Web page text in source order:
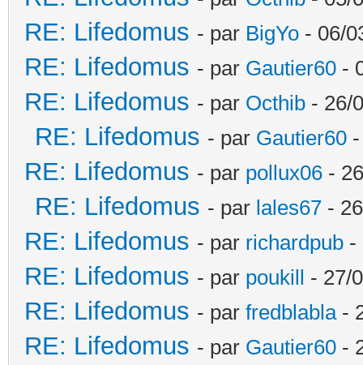
RE: Lifedomus - par BigYo - 06/
RE: Lifedomus - par Gautier60 -
RE: Lifedomus - par Octhib - 26/
RE: Lifedomus - par Gautier60
RE: Lifedomus - par pollux06 -
RE: Lifedomus - par lales67 -
RE: Lifedomus - par richardpub -
RE: Lifedomus - par poukill - 27/
RE: Lifedomus - par fredblabla-
RE: Lifedomus - par Gautier60 -